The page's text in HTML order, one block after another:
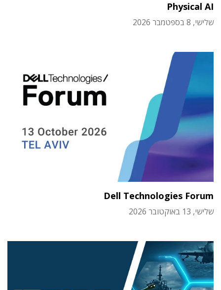
Physical AI
שלישי, 8 בספטמבר 2026
Dell Technologies Forum
שלישי, 13 באוקטובר 2026